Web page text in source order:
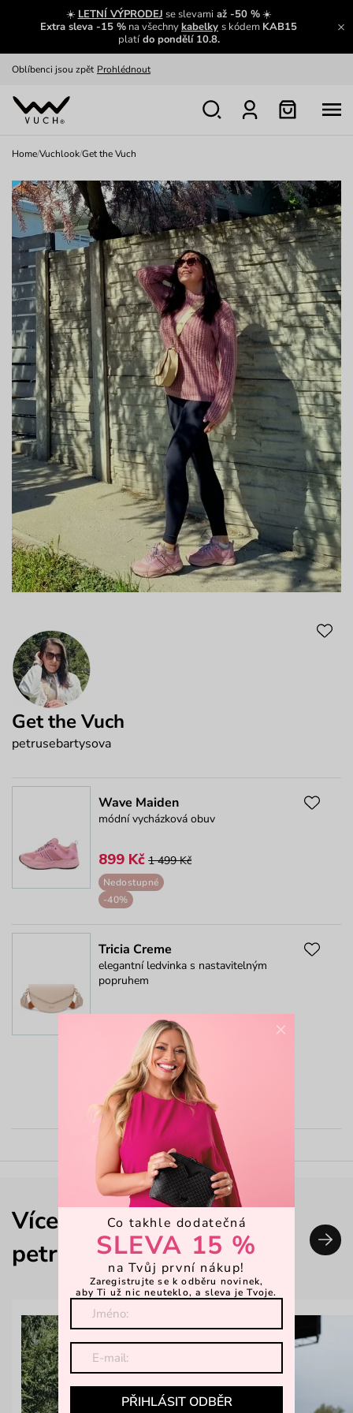
☀️ LETNÍ VÝPRODEJ se slevamiaž -50 %☀️
Extra sleva -15 % na všechnykabelky s kódem KAB15
platído pondělí 10.8.
Zajímavosti ze světa Vuch:
Zobrazit
Oblíbenci jsou zpět Prohlédnout
Nech se inspirovat
Home/Vuchlook/Get the Vuch
Get the Vuch
petrusebartysova
Wave Maiden
módní vycházková obuv
899 Kč 1 499 Kč
Nedostupné
-40%
Tricia Creme
elegantní ledvinka s nastavitelným
popruhem
1 039 Kč 1 299 Kč
-15 %: KAB15
Přidat do košíku
Více outfitů nejen od
petrusebartysova
×
Co takhle dodatečná
SLEVA 15 %
na Tvůj první nákup!
Zaregistrujte se k odběru novinek,
aby Ti už nic neuteklo, a sleva je Tvoje.
PŘIHLÁSIT ODBĚR